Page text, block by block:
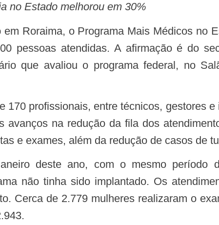
no Estado melhorou em 30%
pessoas atendidas. A afirmação é do
que avaliou o programa federal, no
avanços na redução da fila dos
e exames, além da redução de casos de
não tinha sido implantado. Os
Cerca de 2.779 mulheres realizaram o